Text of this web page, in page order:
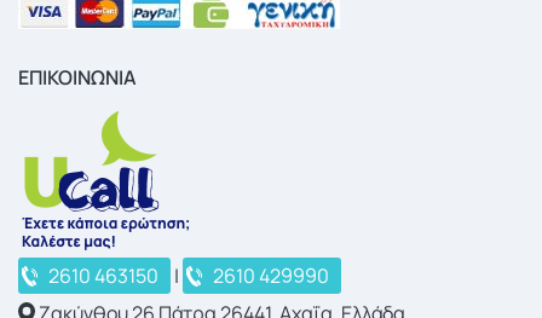
ΕΠΙΚΟΙΝΩΝΙΑ
2610 463150 |
2610 429990